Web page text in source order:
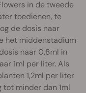
in de tweede
toedienen, te
de dosis naar
het middenstadium
naar 0,8ml in
1ml per liter. Als
1,2ml per liter
tot minder dan 1ml